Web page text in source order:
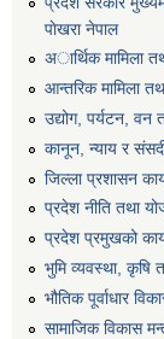
पाेखरा नेपाल
अार्थिक मामिला
आन्तरिक मामिला
उद्योग, पर्यटन, वन
कानून, न्याय र
जिल्ला प्रशासन
प्रदेश नीति तथा
प्रदेश प्रमुखको
भुमि व्यवस्था, कृषि
भौतिक पूर्वाधार
सामाजिक विकास